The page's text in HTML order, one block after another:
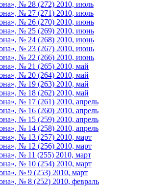
№ 28 (272) 2010, июль
№ 27 (271) 2010, июль
№ 26 (270) 2010, июнь
№ 25 (269) 2010, июнь
№ 24 (268) 2010, июнь
№ 23 (267) 2010, июнь
№ 22 (266) 2010, июнь
№ 21 (265) 2010, май
№ 20 (264) 2010, май
№ 19 (263) 2010, май
№ 18 (262) 2010, май
№ 17 (261) 2010, апрель
№ 16 (260) 2010, апрель
№ 15 (259) 2010, апрель
№ 14 (258) 2010, апрель
№ 13 (257) 2010, март
№ 12 (256) 2010, март
№ 11 (255) 2010, март
№ 10 (254) 2010, март
№ 9 (253) 2010, март
№ 8 (252) 2010, февраль